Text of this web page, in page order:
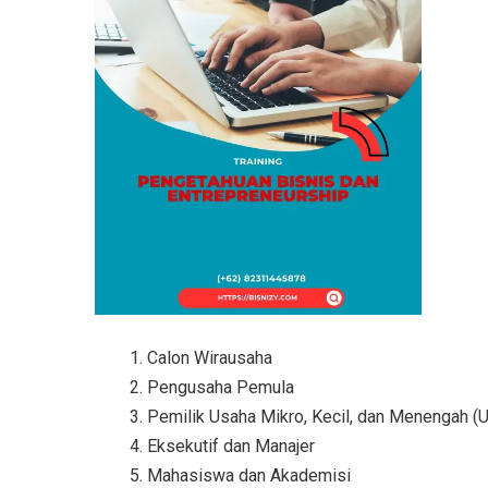
Calon Wirausaha
Pengusaha Pemula
Pemilik Usaha Mikro, Kecil, dan Menengah
Eksekutif dan Manajer
Mahasiswa dan Akademisi